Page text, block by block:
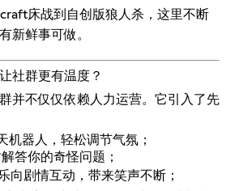
床战到自创版狼人杀，这里不断
新鲜事可做。
社群更有温度？
并不仅仅依赖人力运营。它引入了先
机器人，轻松调节气氛；
答你的奇怪问题；
向剧情互动，带来笑声不断；